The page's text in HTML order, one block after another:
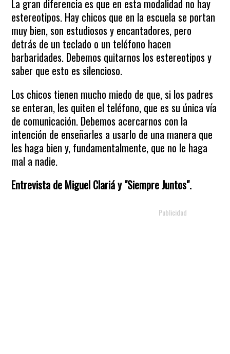
La gran diferencia es que en esta modalidad no hay
estereotipos. Hay chicos que en la escuela se portan
muy bien, son estudiosos y encantadores, pero
detrás de un teclado o un teléfono hacen
barbaridades. Debemos quitarnos los estereotipos y
saber que esto es silencioso.
Los chicos tienen mucho miedo de que, si los padres
se enteran, les quiten el teléfono, que es su única vía
de comunicación. Debemos acercarnos con la
intención de enseñarles a usarlo de una manera que
les haga bien y, fundamentalmente, que no le haga
mal a nadie.
Entrevista de Miguel Clariá y "Siempre Juntos".